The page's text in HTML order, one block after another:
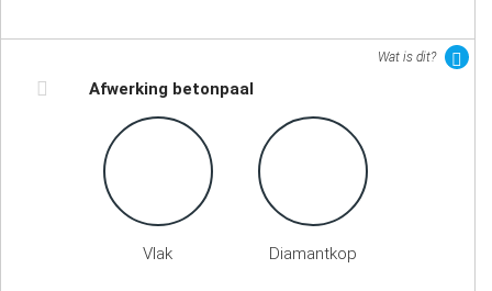
Wat is dit?
Afwerking betonpaal
Vlak Diamantkop